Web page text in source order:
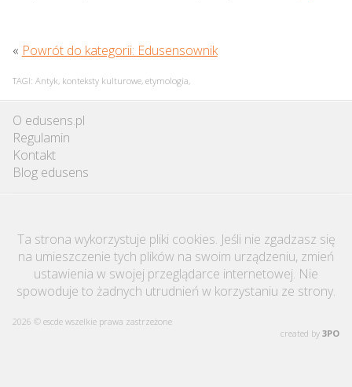
« Powrót do kategorii: Edusensownik
TAGI: Antyk, konteksty kulturowe, etymologia,
O edusens.pl
Regulamin
Kontakt
Blog edusens
Ta strona wykorzystuje pliki cookies. Jeśli nie zgadzasz się
na umieszczenie tych plików na swoim urządzeniu, zmień
ustawienia w swojej przeglądarce internetowej. Nie
spowoduje to żadnych utrudnień w korzystaniu ze strony.
2026 © escde wszelkie prawa zastrzeżone
created by3PO